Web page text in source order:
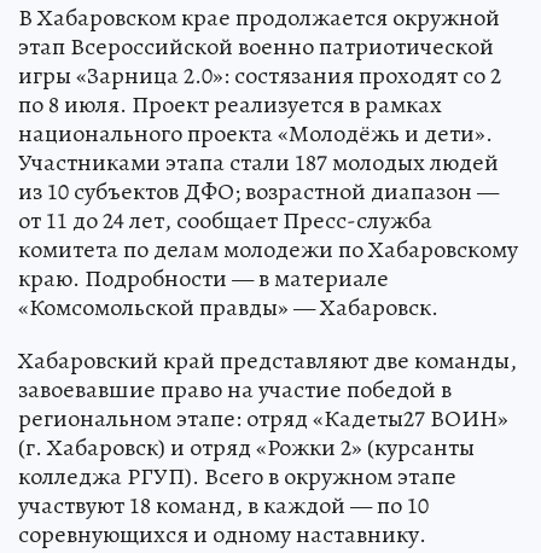
В Хабаровском крае продолжается окружной
этап Всероссийской военно патриотической
игры «Зарница 2.0»: состязания проходят со 2
по 8 июля. Проект реализуется в рамках
национального проекта «Молодёжь и дети».
Участниками этапа стали 187 молодых людей
из 10 субъектов ДФО; возрастной диапазон —
от 11 до 24 лет, сообщает Пресс-служба
комитета по делам молодежи по Хабаровскому
краю. Подробности — в материале
«Комсомольской правды» — Хабаровск.
Хабаровский край представляют две команды,
завоевавшие право на участие победой в
региональном этапе: отряд «Кадеты27 ВОИН»
(г. Хабаровск) и отряд «Рожки 2» (курсанты
колледжа РГУП). Всего в окружном этапе
участвуют 18 команд, в каждой — по 10
соревнующихся и одному наставнику.